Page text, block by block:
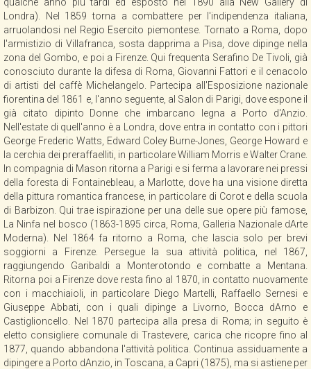
Londra). Nel 1859 torna a combattere per l'indipendenza italiana,
arruolandosi nel Regio Esercito piemontese. Tornato a Roma, dopo
l'armistizio di Villafranca, sosta dapprima a Pisa, dove dipinge nella
zona del Gombo, e poi a Firenze. Qui frequenta Serafino De Tivoli, già
conosciuto durante la difesa di Roma, Giovanni Fattori e il cenacolo
di artisti del caffè Michelangelo. Partecipa all'Esposizione nazionale
fiorentina del 1861 e, l'anno seguente, al Salon di Parigi, dove espone il
già citato dipinto Donne che imbarcano legna a Porto d'Anzio.
Nell'estate di quell'anno è a Londra, dove entra in contatto con i pittori
George Frederic Watts, Edward Coley Burne-Jones, George Howard e
la cerchia dei preraffaelliti, in particolare William Morris e Walter Crane.
In compagnia di Mason ritorna a Parigi e si ferma a lavorare nei pressi
della foresta di Fontainebleau, a Marlotte, dove ha una visione diretta
della pittura romantica francese, in particolare di Corot e della scuola
di Barbizon. Qui trae ispirazione per una delle sue opere più famose,
La Ninfa nel bosco (1863-1895 circa, Roma, Galleria Nazionale dArte
Moderna). Nel 1864 fa ritorno a Roma, che lascia solo per brevi
soggiorni a Firenze. Persegue la sua attività politica, nel 1867,
raggiungendo Garibaldi a Monterotondo e combatte a Mentana.
Ritorna poi a Firenze dove resta fino al 1870, in contatto nuovamente
con i macchiaioli, in particolare Diego Martelli, Raffaello Sernesi e
Giuseppe Abbati, con i quali dipinge a Livorno, Bocca dArno e
Castiglioncello. Nel 1870 partecipa alla presa di Roma; in seguito è
eletto consigliere comunale di Trastevere, carica che ricopre fino al
1877, quando abbandona l'attività politica. Continua assiduamente a
dipingere a Porto dAnzio, in Toscana, a Capri (1875), ma si astiene per